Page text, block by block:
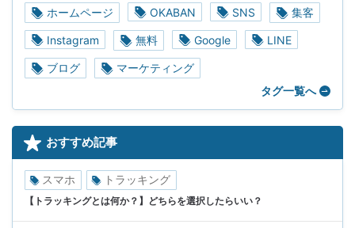
ホームページ OKABAN SNS 集客
Instagram 無料 Google LINE
ブログ
マーケティング
タグ一覧へ
おすすめ記事
スマホ トラッキング
【トラッキングとは何か？】どちらを選択したらいい？